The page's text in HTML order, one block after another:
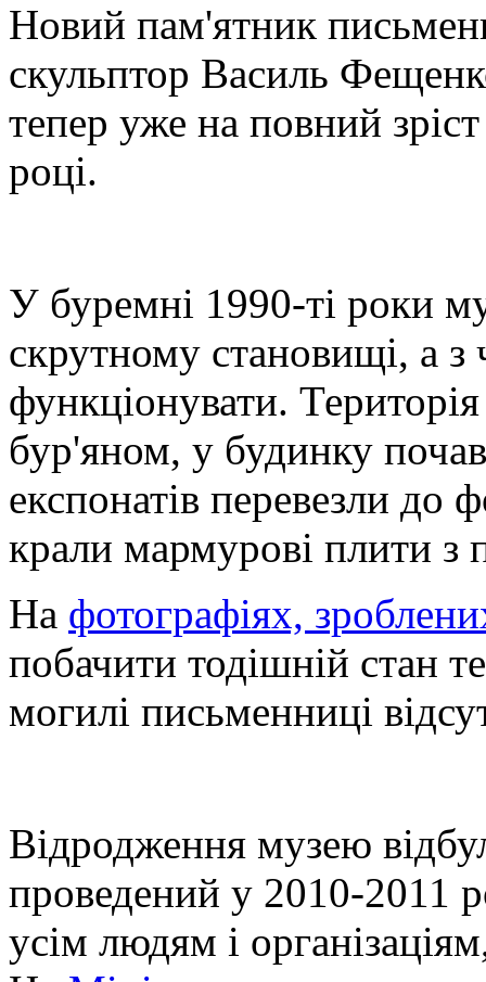
Новий пам'ятник
скульптор Василь
тепер уже на повний
році.
У буремні 1990-ті роки
скрутному становищі, а з
функціонувати.
бур'яном, у будинку
експонатів перевезли до
крали мармурові плити з
На фотографіях,
побачити тодішній стан
могилі письменниці
Відродження музею
проведений у 2010-2011
усім людям і